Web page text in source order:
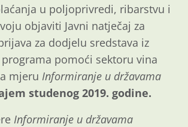
u poljoprivredi, ribarstvu i
objaviti Javni natječaj za
za dodjelu sredstava iz
pomoći sektoru vina
mjeru Informiranje u državama
studenog 2019. godine.
Informiranje u državama